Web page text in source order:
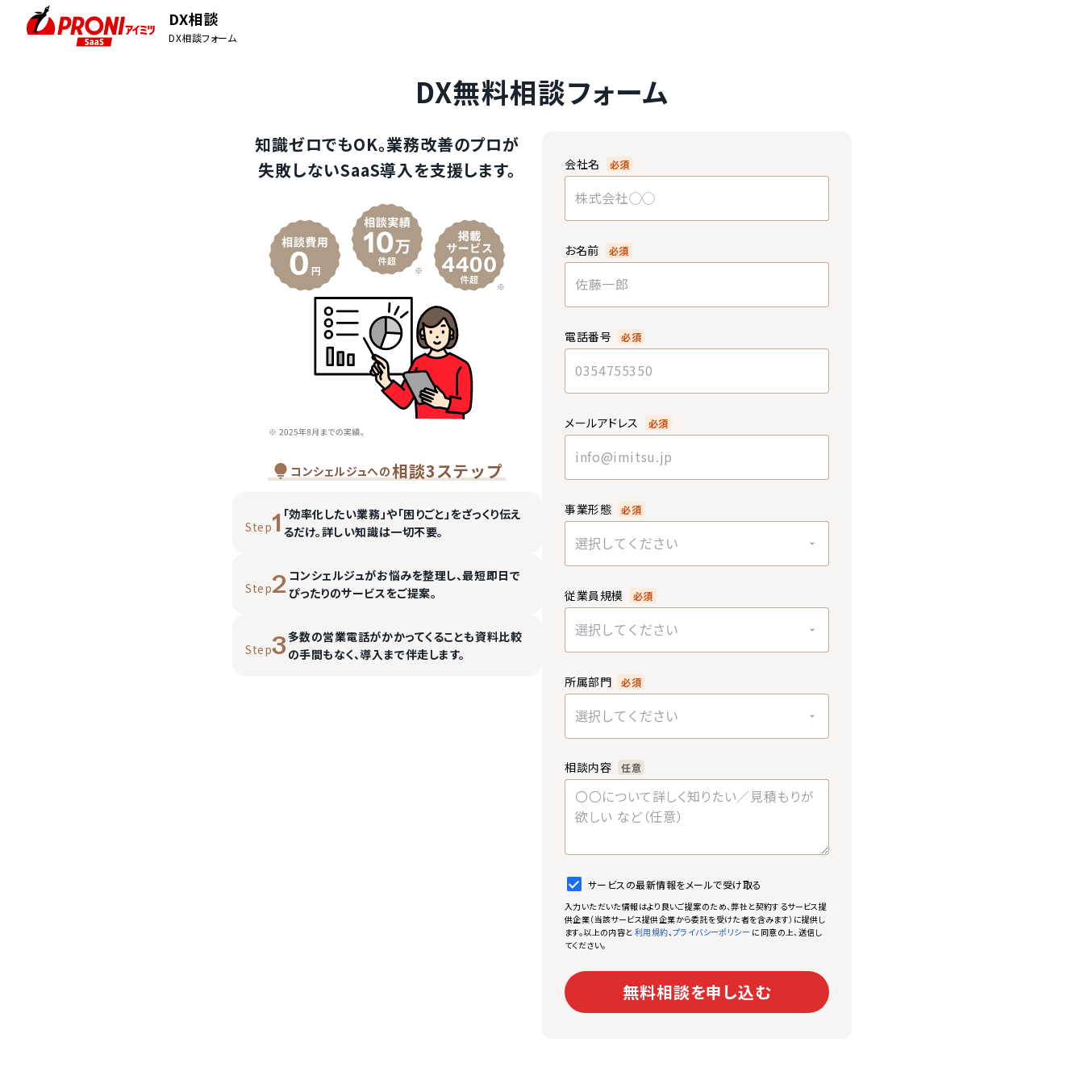
DX相談
DX相談フォーム
DX無料相談フォーム
知識ゼロでもOK。業務改善のプロが
失敗しないSaaS導入を支援します。
コンシェルジュへの相談3ステップ
Step1 「効率化したい業務」や「困りごと」をざっくり伝え
るだけ。詳しい知識は一切不要。
Step2 コンシェルジュがお悩みを整理し、最短即日で
ぴったりのサービスをご提案。
Step3多数の営業電話がかかってくることも資料比較
の手間もなく、導入まで伴走します。
会社名 必須
お名前 必須
電話番号 必須
メールアドレス 必須
事業形態 必須
選択してください
従業員規模 必須
選択してください
所属部門 必須
選択してください
相談内容 任意
サービスの最新情報をメールで受け取る
入力いただいた情報はより良いご提案のため、弊社と契約するサービス提
供企業（当該サービス提供企業から委託を受けた者を含みます）に提供し
ます。以上の内容と利用規約、プライバシーポリシー に同意の上、送信し
てください。
無料相談を申し込む